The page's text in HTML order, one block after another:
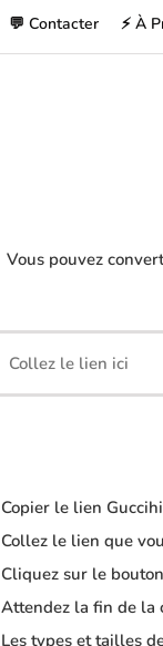
💬 Contacter ⚡ À
Vous pouvez
Copier le lien
Collez le lien que
Cliquez sur le
Attendez la fin de la
Les types et tailles